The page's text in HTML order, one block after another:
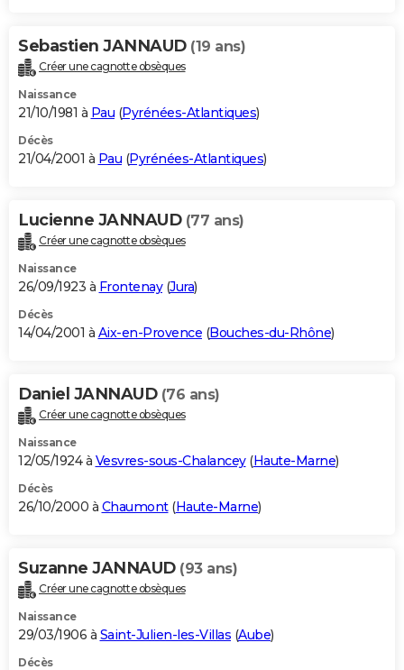
Sebastien JANNAUD (19 ans)
Créer une cagnotte obsèques
Naissance
21/10/1981 à Pau (Pyrénées-Atlantiques)
Décès
21/04/2001 à Pau (Pyrénées-Atlantiques)
Lucienne JANNAUD (77 ans)
Créer une cagnotte obsèques
Naissance
26/09/1923 à Frontenay(Jura)
Décès
14/04/2001 à Aix-en-Provence (Bouches-du-Rhône)
Daniel JANNAUD (76 ans)
Créer une cagnotte obsèques
Naissance
12/05/1924 à Vesvres-sous-Chalancey(Haute-Marne)
Décès
26/10/2000 à Chaumont(Haute-Marne)
Suzanne JANNAUD (93 ans)
Créer une cagnotte obsèques
Naissance
29/03/1906 à Saint-Julien-les-Villas (Aube)
Décès